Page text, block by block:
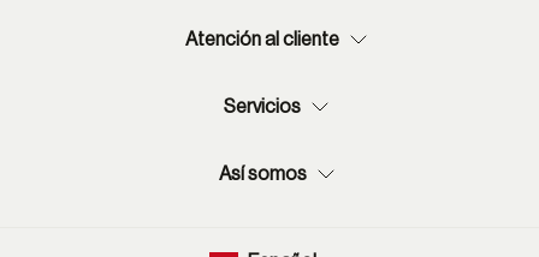
Atención al cliente
Servicios
Así somos